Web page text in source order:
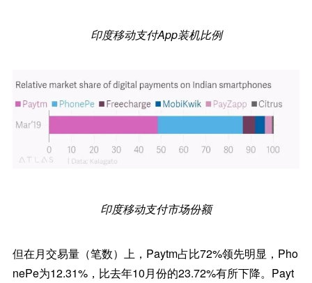
印度移动支付App装机比例
印度移动支付市场份额
但在月交易量（笔数）上，Paytm占比72%领先明显，Pho
nePe为12.31%，比去年10月份的23.72%有所下降。Payt